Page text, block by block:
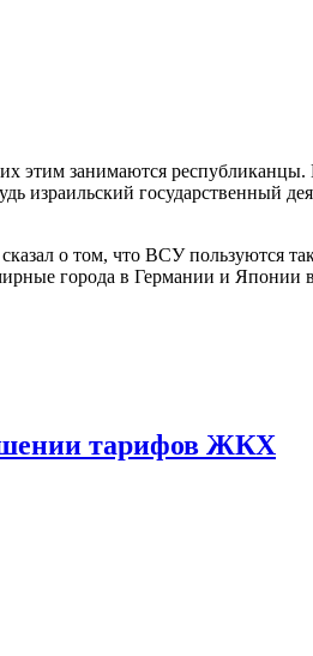
этим занимаются
государственный
о том, что ВСУ пользуются
города в Германии и Японии
тарифов ЖКХ